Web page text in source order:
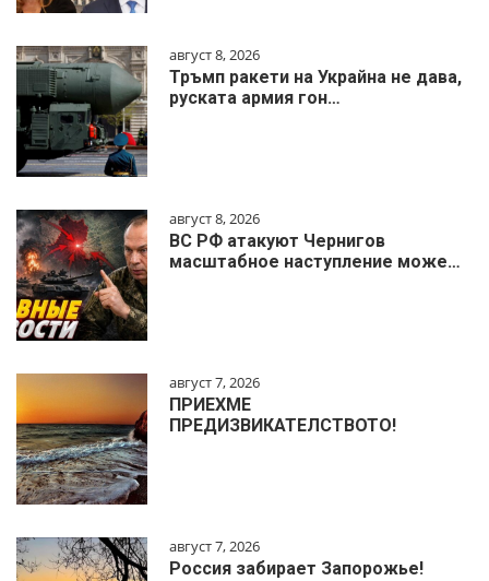
август 8, 2026
Тръмп ракети на Украйна не дава,
руската армия гон…
август 8, 2026
ВС РФ атакуют Чернигов
масштабное наступление може…
август 7, 2026
ПРИЕХМЕ
ПРЕДИЗВИКАТЕЛСТВОТО!
август 7, 2026
Россия забирает Запорожье!